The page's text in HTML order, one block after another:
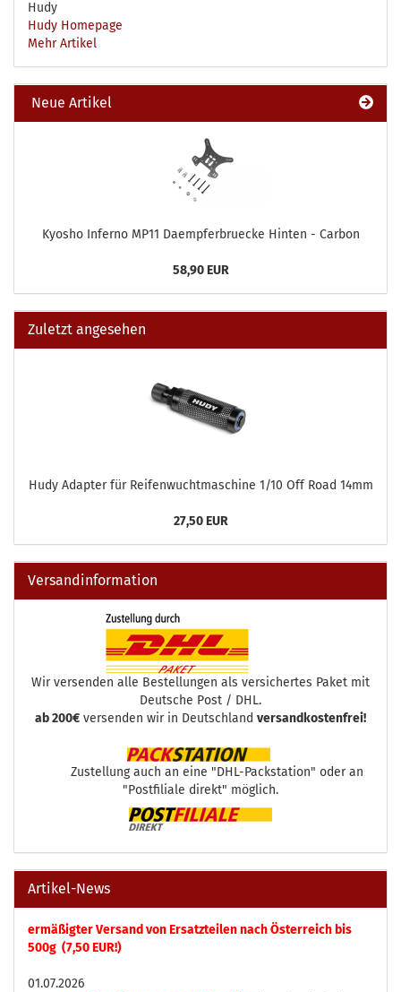
Hudy
Hudy Homepage
Mehr Artikel
Neue Artikel
Kyosho Inferno MP11 Daempferbruecke Hinten - Carbon
58,90 EUR
Zuletzt angesehen
Hudy Adapter für Reifenwuchtmaschine 1/10 Off Road 14mm
27,50 EUR
Versandinformation
Wir versenden alle Bestellungen als versichertes Paket mit
Deutsche Post / DHL.
ab 200€ versenden wir in Deutschland versandkostenfrei!
Zustellung auch an eine "DHL-Packstation" oder an
"Postfiliale direkt" möglich.
Artikel-News
ermäßigter Versand von Ersatzteilen nach Österreich bis
500g (7,50 EUR!)
01.07.2026